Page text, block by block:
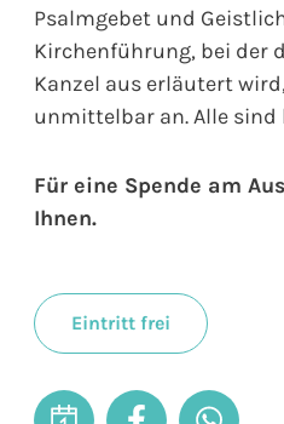
Psalmgebet und
Kirchenführung, bei der
Kanzel aus erläutert
unmittelbar an. Alle
Für eine Spende am
Ihnen.
Eintritt frei